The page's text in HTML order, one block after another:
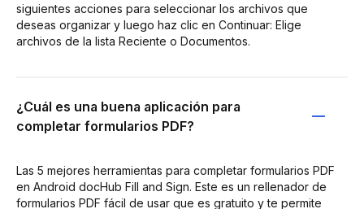
siguientes acciones para seleccionar los archivos que
deseas organizar y luego haz clic en Continuar: Elige
archivos de la lista Reciente o Documentos.
¿Cuál es una buena aplicación para
completar formularios PDF?
Las 5 mejores herramientas para completar formularios PDF
en Android docHub Fill and Sign. Este es un rellenador de
formularios PDF fácil de usar que es gratuito y te permite